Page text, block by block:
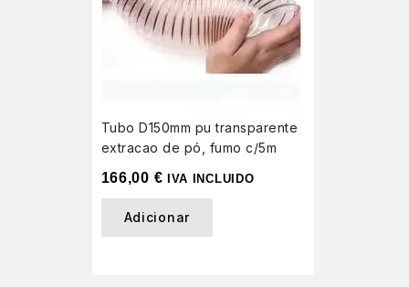
Tubo D150mm pu transparente
extracao de pó, fumo c/5m
166,00 € IVA INCLUIDO
Adicionar